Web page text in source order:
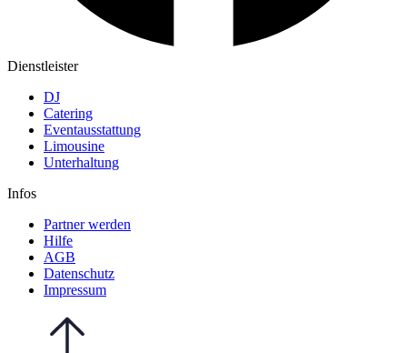
Dienstleister
DJ
Catering
Eventausstattung
Limousine
Unterhaltung
Infos
Partner werden
Hilfe
AGB
Datenschutz
Impressum